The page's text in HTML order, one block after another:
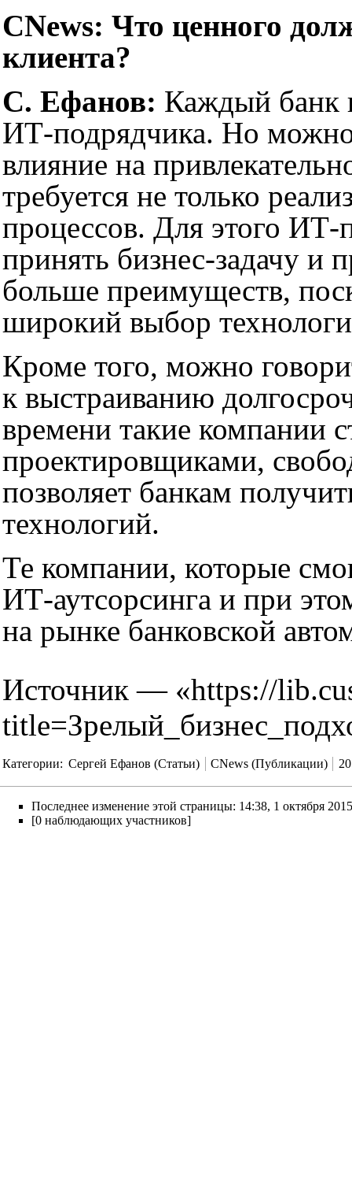
CNews: Что ценного
клиента?
С. Ефанов: Каждый банк
ИТ-подрядчика. Но можно
влияние на
требуется не только
процессов. Для этого ИТ-
принять бизнес-задачу и
больше преимуществ,
широкий выбор
Кроме того, можно
к выстраиванию
времени такие компании
проектировщиками,
позволяет банкам
технологий.
Те компании, которые
ИТ-аутсорсинга и при
на рынке банковской
Источник — «https://
Категории: Сергей Ефанов (Статьи) CNews (Публикации)
Последнее изменение этой страницы: 14:38, 1 октября
[0 наблюдающих участников]